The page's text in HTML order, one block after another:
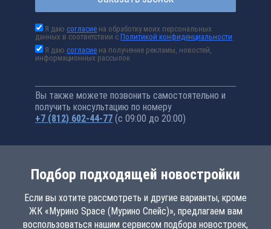
Я даюсогласие на обработку моих персональных
данных в соответствии сПолитикой конфиденциальности
Я даюсогласие на получение рекламы, новостей,
информационных рассылок
Вы также можете позвонить самостоятельно и
получить консультацию по номеру
+7 (812) 602-44-77 (с 09:00 до 20:00)
Подбор подходящей новостройки
Если вы хотите рассмотреть и другие варианты, кроме
ЖК «Мурино Space (Мурино Спейс)», предлагаем вам
воспользоваться нашим сервисом подбора новостроек,